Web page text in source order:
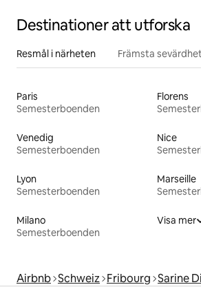
Destinationer att utforska
Resmål i närheten Främsta
Paris
Semesterboenden
Florens
Venedig
Semesterboenden
Nice
Lyon
Semesterboenden
Marseille
Milano
Semesterboenden
Visa mer
Airbnb Schweiz Fribourg Sarine